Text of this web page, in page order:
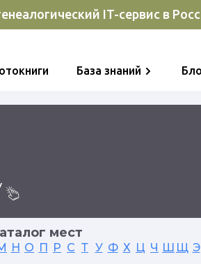
IT-сервис в
База знаний
мест
Н О П Р С Т У Ф Х Ц Ч Ш Щ Э